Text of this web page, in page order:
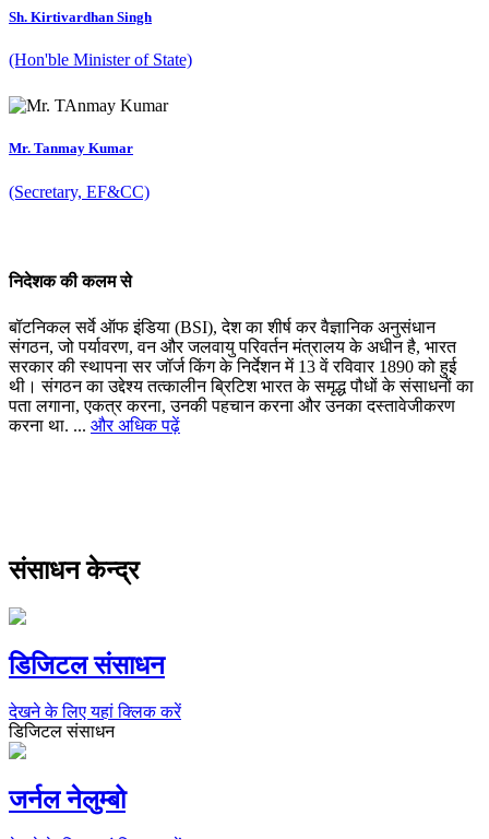
Sh. Kirtivardhan Singh
(Hon'ble Minister of State)
Mr. Tanmay Kumar
(Secretary, EF&CC)
निदेशक की कलम से
बॉटनिकल सर्वे ऑफ इंडिया (BSI), देश का शीर्ष कर वैज्ञानिक अनुसंधान
संगठन, जो पर्यावरण, वन और जलवायु परिवर्तन मंत्रालय के अधीन है, भारत
सरकार की स्थापना सर जॉर्ज किंग के निर्देशन में 13 वें रविवार 1890 को हुई
थी। संगठन का उद्देश्य तत्कालीन ब्रिटिश भारत के समृद्ध पौधों के संसाधनों का
पता लगाना, एकत्र करना, उनकी पहचान करना और उनका दस्तावेजीकरण
करना था. ... और अधिक पढ़ें
संसाधन केन्द्र
डिजिटल संसाधन
देखने के लिए यहां क्लिक करें
डिजिटल संसाधन
जर्नल नेलुम्बो